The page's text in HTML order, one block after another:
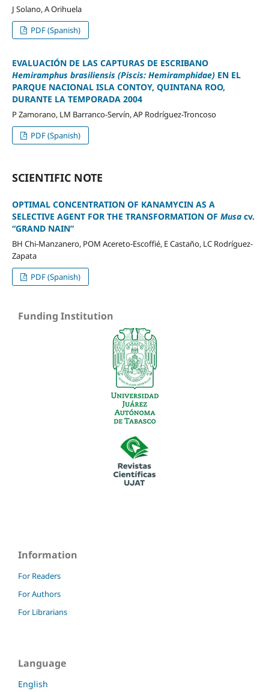
J Solano, A Orihuela
PDF (Spanish)
EVALUACIÓN DE LAS CAPTURAS DE ESCRIBANO
Hemiramphus brasiliensis (Piscis: Hemiramphidae)EN EL
PARQUE NACIONAL ISLA CONTOY, QUINTANA ROO,
DURANTE LA TEMPORADA 2004
P Zamorano, LM Barranco-Servín, AP Rodríguez-Troncoso
PDF (Spanish)
SCIENTIFIC NOTE
OPTIMAL CONCENTRATION OF KANAMYCIN AS A
SELECTIVE AGENT FOR THE TRANSFORMATION OF Musacv.
“GRAND NAIN”
BH Chi-Manzanero, POM Acereto-Escoffié, E Castaño, LC Rodríguez-
Zapata
PDF (Spanish)
Funding Institution
Information
For Readers
For Authors
For Librarians
Language
English